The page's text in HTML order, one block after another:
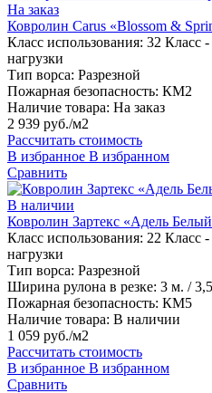
На заказ
Ковролин Carus «Blossom &
Класс использования: 32 Класс
нагрузки
Тип ворса: Разрезной
Пожарная безопасность: КМ2
Наличие товара: На заказ
2 939 руб./м2
Рассчитать стоимость
В избранное В избранном
Сравнить
В наличии
Ковролин Зартекс «Адель
Класс использования: 22 Класс
нагрузки
Тип ворса: Разрезной
Ширина рулона в резке: 3 м. /
Пожарная безопасность: КМ5
Наличие товара: В наличии
1 059 руб./м2
Рассчитать стоимость
В избранное В избранном
Сравнить